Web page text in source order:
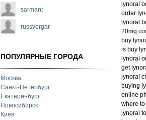
sarmant
russvergar
ПОПУЛЯРНЫЕ ГОРОДА
Москва
Санкт-Петербург
Екатеринбург
Новосибирск
Киев
lynoral
order
lynoral
20mg
buy
is buy
lynoral
get
lynoral
buying
online
where to
lynoral